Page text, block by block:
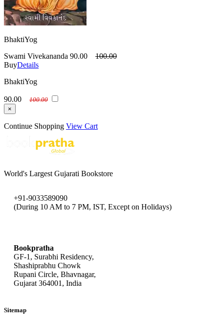
BhaktiYog
Swami Vivekananda 90.00
100.00
BuyDetails
BhaktiYog
90.00
100.00
×
Continue Shopping View Cart
World's Largest Gujarati Bookstore
+91-9033589090
(During 10 AM to 7 PM, IST, Except on Holidays)
Bookpratha
GF-1, Surabhi Residency,
Shashiprabhu Chowk
Rupani Circle, Bhavnagar,
Gujarat 364001, India
Sitemap